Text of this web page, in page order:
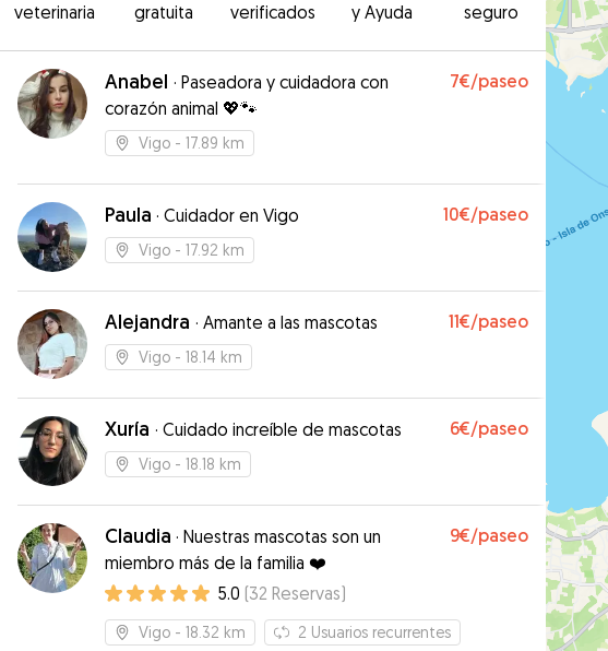
veterinaria
gratuita
verificados
y Ayuda
seguro
Anabel · Paseadora y cuidadora con
corazón animal 💖🐾
7€/paseo
Vigo - 17.89 km
Paula · Cuidador en Vigo 10€/paseo
Vigo - 17.92 km
Alejandra · Amante a las mascotas 11€/paseo
Vigo - 18.14 km
Xuría · Cuidado increíble de mascotas 6€/paseo
Vigo - 18.18 km
Claudia · Nuestras mascotas son un
miembro más de la familia ❤️
9€/paseo
5.0 (32 Reservas)
Vigo - 18.32 km 2 Usuarios recurrentes